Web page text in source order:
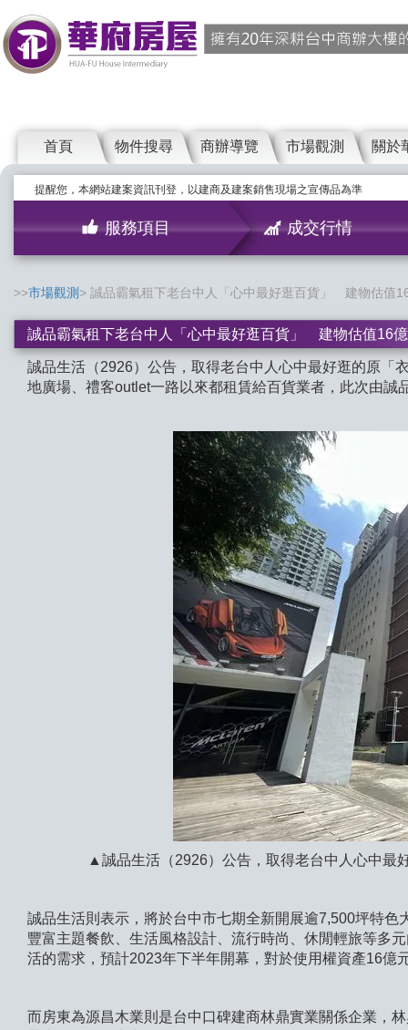
首頁 物件搜尋 商辦導覽 市場觀測 關於
提醒您，本網站建案資訊刊登，以建商及建案銷售現場之宣傳品為準
服務項目 成交行情
市場觀測 誠品霸氣租下老台中人「心中最好逛百貨」 建物估值
誠品霸氣租下老台中人「心中最好逛百貨」 建物估值16億
誠品生活（2926）公告，取得老台中人心中最好逛的原「
地廣場、禮客outlet一路以來都租賃給百貨業者，此次由誠
▲誠品生活（2926）公告，取得老台中人心中最
誠品生活則表示，將於台中市七期全新開展逾7,500坪特
豐富主題餐飲、生活風格設計、流行時尚、休閒輕旅等多
活的需求，預計2023年下半年開幕，對於使用權資產16億
而房東為源昌木業則是台中口碑建商林鼎實業關係企業，